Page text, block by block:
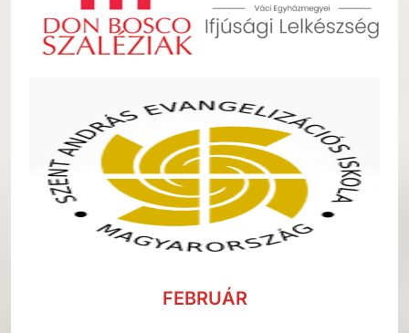
FEBRUÁR